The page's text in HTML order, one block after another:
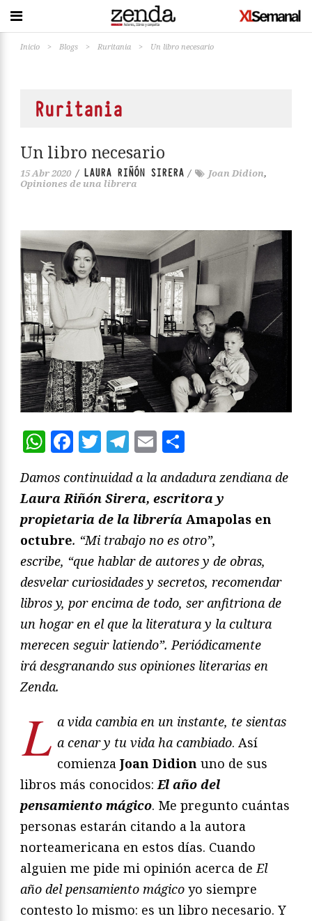
Inicio > Blogs > Ruritania > Un libro necesario
Ruritania
Un libro necesario
15 Abr 2020 / LAURA RIÑÓN SIRERA / Joan Didion,
Opiniones de una librera
WhatsApp
Facebook
Twitter
Telegram
Email
Damos continuidad a la andadura zendiana de
Laura Riñón Sirera, escritora y
propietaria de la librería Amapolas en
octubre. “Mi trabajo no es otro”,
escribe, “que hablar de autores y de obras,
desvelar curiosidades y secretos, recomendar
libros y, por encima de todo, ser anfitriona de
un hogar en el que la literatura y la cultura
merecen seguir latiendo”. Periódicamente
irá desgranando sus opiniones literarias en
Zenda.
L a vida cambia en un instante, te sientas
a cenar y tu vida ha cambiado. Así
comienza Joan Didion uno de sus
libros más conocidos: El año del
pensamiento mágico. Me pregunto cuántas
personas estarán citando a la autora
norteamericana en estos días. Cuando
alguien me pide mi opinión acerca de El
año del pensamiento mágico yo siempre
contesto lo mismo: es un libro necesario. Y